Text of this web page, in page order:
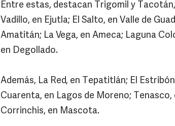
Entre estas, destacan Trigomil y
Vadillo, en Ejutla; El Salto, en Valle de
Amatitán; La Vega, en Ameca; Laguna
en Degollado.
Además, La Red, en Tepatitlán; El
Cuarenta, en Lagos de Moreno;
Corrinchis, en Mascota.